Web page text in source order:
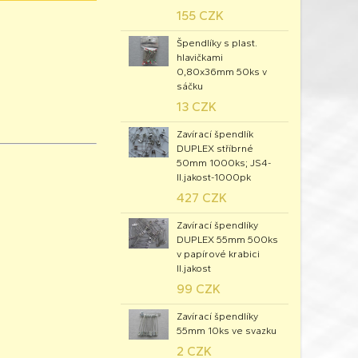
155 CZK
Špendlíky s plast.
hlavičkami
0,80x36mm 50ks v
sáčku
13 CZK
Zavírací špendlík
DUPLEX stříbrné
50mm 1000ks; JS4-
II.jakost-1000pk
427 CZK
Zavírací špendlíky
DUPLEX 55mm 500ks
v papírové krabici
II.jakost
99 CZK
Zavírací špendlíky
55mm 10ks ve svazku
2 CZK